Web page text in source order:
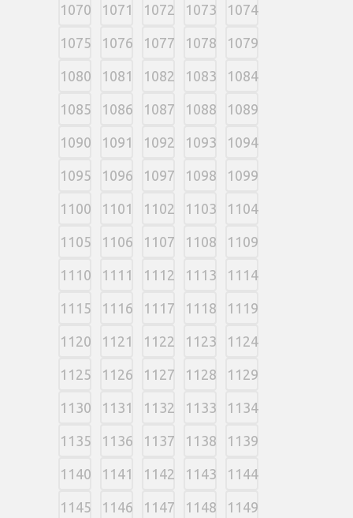
1070 1071 1072 1073 1074
1075 1076 1077 1078 1079
1080 1081 1082 1083 1084
1085 1086 1087 1088 1089
1090 1091 1092 1093 1094
1095 1096 1097 1098 1099
1100 1101 1102 1103 1104
1105 1106 1107 1108 1109
1110 1111 1112 1113 1114
1115 1116 1117 1118 1119
1120 1121 1122 1123 1124
1125 1126 1127 1128 1129
1130 1131 1132 1133 1134
1135 1136 1137 1138 1139
1140 1141 1142 1143 1144
1145 1146 1147 1148 1149